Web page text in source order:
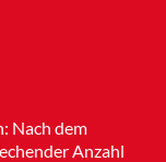
Nach dem
Anzahl